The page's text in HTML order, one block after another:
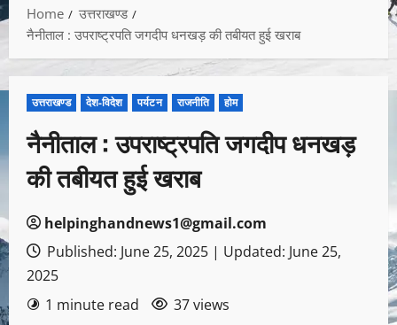
Home
उत्तराखण्ड
नैनीताल : उपराष्ट्रपति जगदीप धनखड़ की तबीयत हुई खराब
उत्तराखण्ड देश-विदेश पर्यटन राजनीति होम
नैनीताल : उपराष्ट्रपति जगदीप धनखड़
की तबीयत हुई खराब
helpinghandnews1@gmail.com
Published: June 25, 2025 | Updated: June 25,
2025
1 minute read
37 views